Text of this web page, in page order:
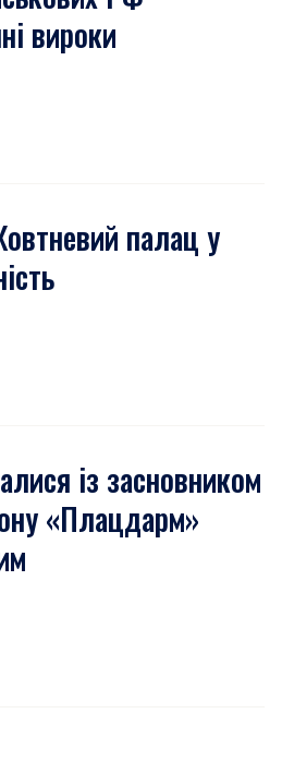
вироки
палац у
із засновником
«Плацдарм»